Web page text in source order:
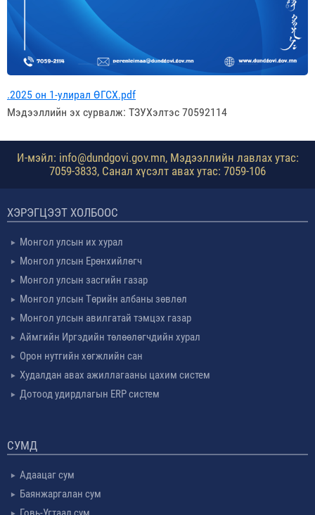
.2025 он 1-улирал ӨГСХ.pdf
Мэдээллийн эх сурвалж: ТЗУХэлтэс 70592114
И-мэйл: info@dundgovi.gov.mn, Мэдээллийн лавлах утас:
7059-3833, Санал хүсэлт авах утас: 7059-106
ХЭРЭГЦЭЭТ ХОЛБООС
Монгол улсын их хурал
Монгол улсын Ерөнхийлөгч
Монгол улсын засгийн газар
Монгол улсын Төрийн албаны зөвлөл
Монгол улсын авилгатай тэмцэх газар
Аймгийн Иргэдийн төлөөлөгчдийн хурал
Орон нутгийн хөгжлийн сан
Худалдан авах ажиллагааны цахим систем
Дотоод удирдлагын ERP систем
СУМД
Адаацаг сум
Баянжаргалан сум